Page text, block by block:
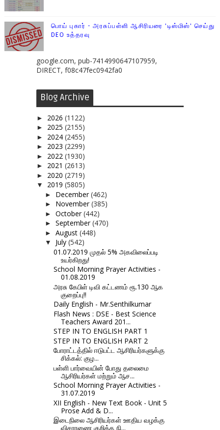
பொய் புகார் - அரசுப்பள்ளி ஆசிரியரை 'டிஸ்மிஸ்' செய்து
DEO உத்தரவு
google.com, pub-7414990647107959,
DIRECT, f08c47fec0942fa0
Blog Archive
► 2026 (1122)
► 2025 (2155)
► 2024 (2455)
► 2023 (2299)
► 2022 (1930)
► 2021 (2613)
► 2020 (2719)
▼ 2019 (5805)
► December(462)
► November(385)
► October(442)
► September(470)
► August (448)
▼ July (542)
01.07.2019 முதல் 5% அகவிலைப்படி
உயர்கிறது!
School Morning Prayer Activities -
01.08.2019
அரசு கேபிள் டிவி கட்டணம் ரூ.130 ஆக
குறைப்பு!!
Daily English - Mr.Senthilkumar
Flash News : DSE - Best Science
Teachers Award 201...
STEP IN TO ENGLISH PART 1
STEP IN TO ENGLISH PART 2
போராட்டத்தில் ஈடுபட்ட ஆசிரியர்களுக்கு
சிக்கல்: குழ...
பள்ளி பார்வையின் போது தலைமை
ஆசிரியர்கள் மற்றும் ஆச...
School Morning Prayer Activities -
31.07.2019
XII English - New Text Book - Unit 5
Prose Add & D...
இடைநிலை ஆசிரியர்கள் ஊதிய வழக்கு
விசாரணை குறித்த நி...